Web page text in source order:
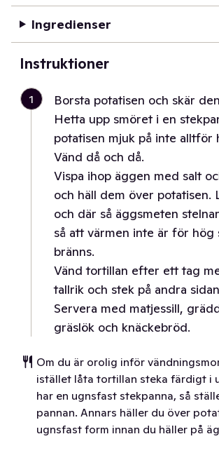
Ingredienser
Instruktioner
1
Borsta potatisen och skär
Hetta upp smöret i en
potatisen mjuk på inte alltför
Vänd då och då.
Vispa ihop äggen med salt
och häll dem över potatisen.
och där så äggsmeten
så att värmen inte är för hög
bränns.
Vänd tortillan efter ett tag
tallrik och stek på andra
Servera med matjessill,
gräslök och knäckebröd.
Om du är orolig inför
istället låta tortillan steka färdigt i
har en ugnsfast stekpanna, så
pannan. Annars häller du över
ugnsfast form innan du häller på